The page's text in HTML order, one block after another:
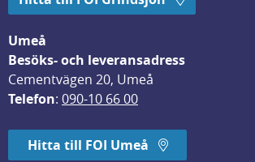
Umeå
Besöks- och leveransadress
Cementvägen 20, Umeå
Telefon: 090-10 66 00
Hitta till FOI Umeå